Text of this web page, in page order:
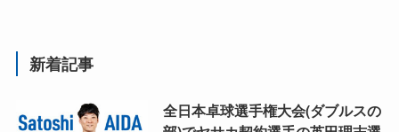
新着記事
全日本卓球選手権大会(ダブルスの